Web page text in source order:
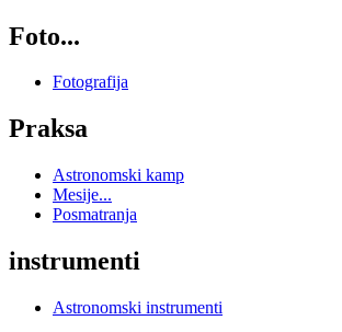
Foto...
Fotografija
Praksa
Astronomski kamp
Mesije...
Posmatranja
instrumenti
Astronomski instrumenti